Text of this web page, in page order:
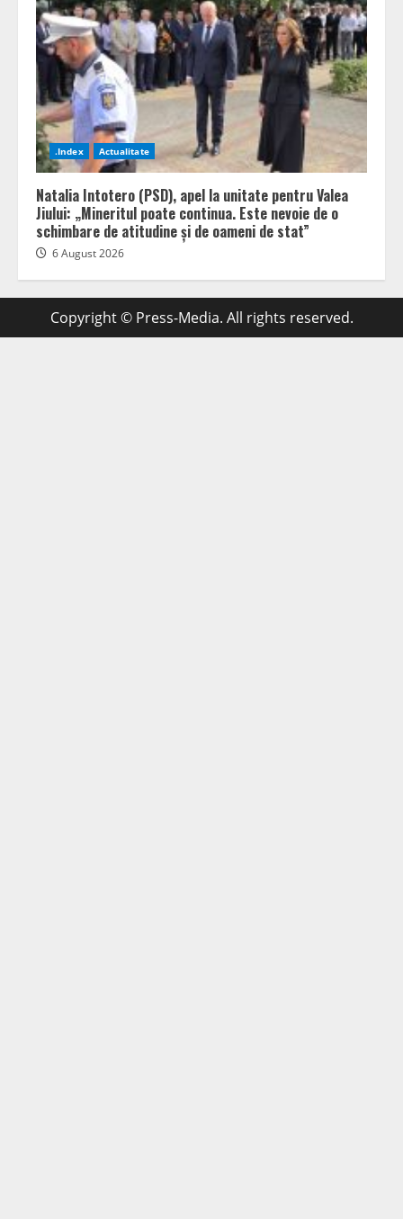
.Index Actualitate
Natalia Intotero (PSD), apel la unitate pentru Valea
Jiului: „Mineritul poate continua. Este nevoie de o
schimbare de atitudine și de oameni de stat”
6 August 2026
Copyright © Press-Media. All rights reserved.